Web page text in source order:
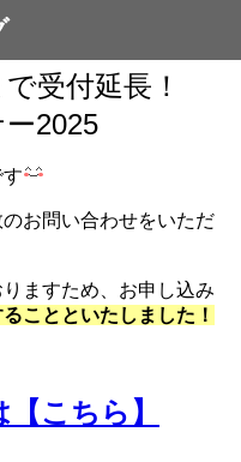
で受付延長！
2025
お問い合わせをいただ
ますため、お申し込み
ことといたしました！
こちら】